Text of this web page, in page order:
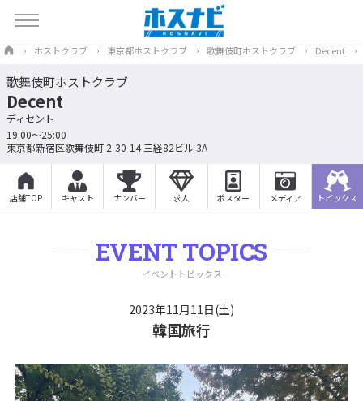
ホストクラブ 東京都ホストクラブ 歌舞伎町ホストクラブ Decent
歌舞伎町ホストクラブ
Decent
ディセント
19:00～25:00
東京都新宿区歌舞伎町 2-30-14 三経82ビル 3A
店舗TOP キャスト ナンバー 求人 ポスター メディア トピックス
EVENT TOPICS
イベントトピックス
2023年11月11日(土)
韓国旅行